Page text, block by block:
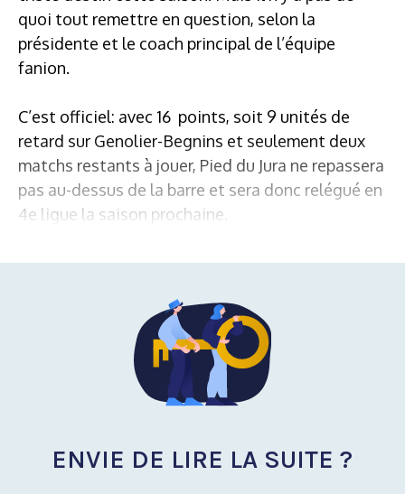
quoi tout remettre en question, selon la
présidente et le coach principal de l’équipe
fanion.
C’est officiel: avec 16 points, soit 9 unités de
retard sur Genolier-Begnins et seulement deux
matchs restants à jouer, Pied du Jura ne repassera
pas au-dessus de la barre et sera donc relégué en
4e ligue la saison prochaine.
ENVIE DE LIRE LA SUITE ?